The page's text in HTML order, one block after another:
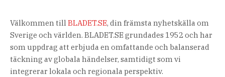
Välkommen tillBLADET.SE, din främsta nyhetskälla om
Sverige och världen. BLADET.SE grundades 1952 och har
som uppdrag att erbjuda en omfattande och balanserad
täckning av globala händelser, samtidigt som vi
integrerar lokala och regionala perspektiv.